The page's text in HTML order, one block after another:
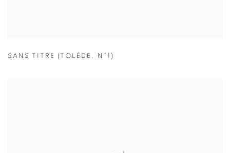
SANS TITRE (TOLÈDE , N°1)